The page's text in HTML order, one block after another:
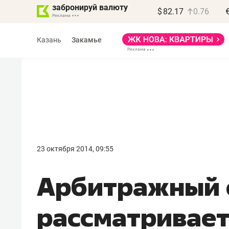
забронируй валюту $ 82.17 0.76
Казань Закамье
23 октября 2014, 09:55
Арбитражный
правил, бизнес может
потерять минимум